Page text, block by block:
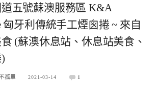
五號蘇澳服務區 K&A
匈牙利傳統手工煙囪捲 ~ 來自
(蘇澳休息站、休息站美食、
孤單 2021-03-14 1